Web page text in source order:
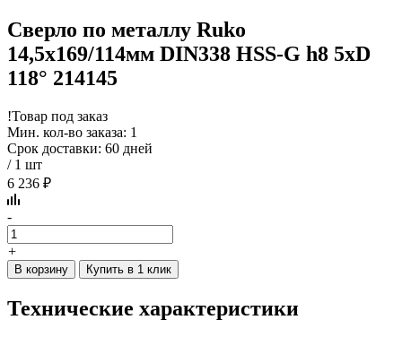
Сверло по металлу Ruko
14,5x169/114мм DIN338 HSS-G h8 5xD
118° 214145
!Товар под заказ
Мин. кол-во заказа: 1
Срок доставки: 60 дней
/ 1 шт
6 236 ₽
-
+
В корзину Купить в 1 клик
Технические характеристики